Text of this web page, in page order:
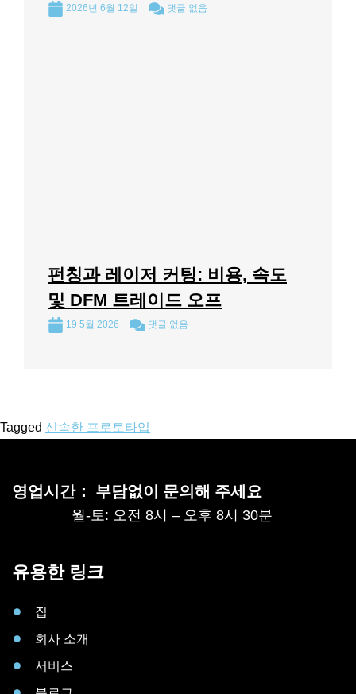
2026년 6월 12일 댓글 없음
펀칭과 레이저 커팅: 비용, 속도
및 DFM 트레이드 오프
19 5월 2026 댓글 없음
Tagged 신속한 프로토타입
영업시간： 부담없이 문의해 주세요
월-토: 오전 8시 – 오후 8시 30분
유용한 링크
집
회사 소개
서비스